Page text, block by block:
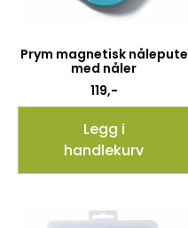
Prym magnetisk nålepute
med nåler
119,-
Legg i
handlekurv